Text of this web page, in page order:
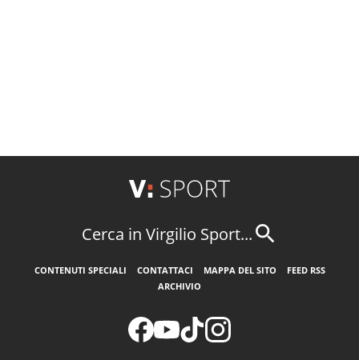
Cerca in Virgilio Sport...
CONTENUTI SPECIALI CONTATTACI MAPPA DEL SITO
FEED RSS
ARCHIVIO